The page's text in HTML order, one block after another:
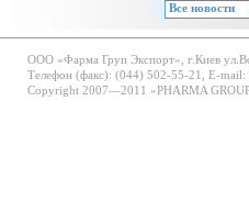
Все новости
ООО «Фарма Груп Экспорт», г.Киев
Телефон (факс): (044) 502-55-21, E-mail:
Copyright 2007—2011 «PHARMA